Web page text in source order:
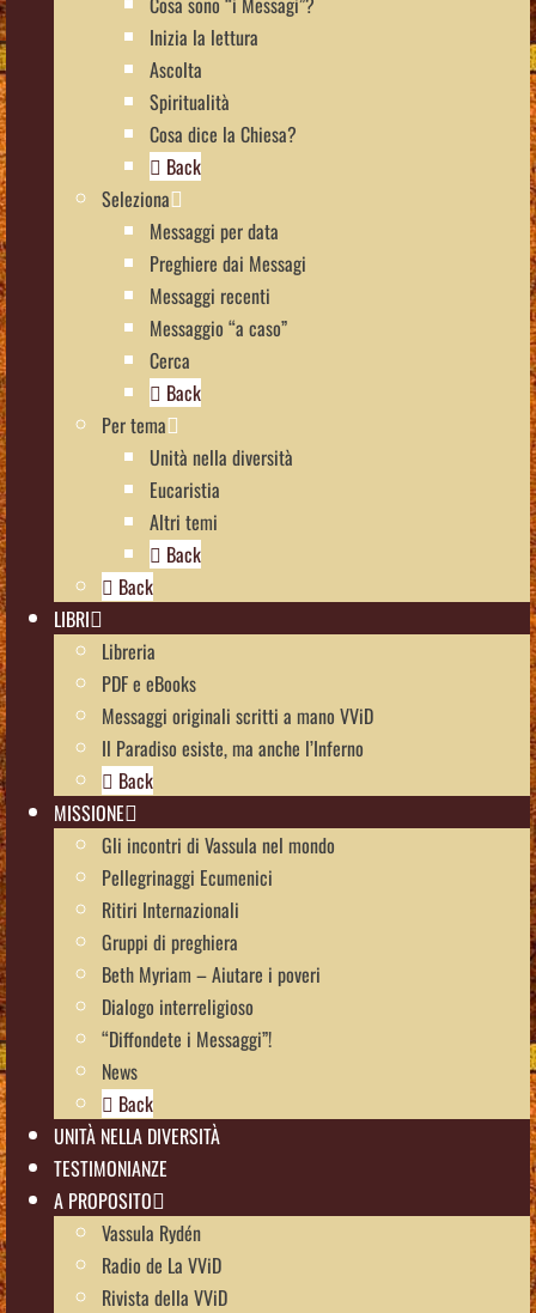
Inizia la lettura
Ascolta
Spiritualità
Cosa dice la Chiesa?
Back
Seleziona
Messaggi per data
Preghiere dai Messagi
Messaggi recenti
Messaggio “a caso”
Cerca
Back
Per tema
Unità nella diversità
Eucaristia
Altri temi
Back
Back
LIBRI
Libreria
PDF e eBooks
Messaggi originali scritti a mano VViD
Il Paradiso esiste, ma anche l’Inferno
Back
MISSIONE
Gli incontri di Vassula nel mondo
Pellegrinaggi Ecumenici
Ritiri Internazionali
Gruppi di preghiera
Beth Myriam – Aiutare i poveri
Dialogo interreligioso
“Diffondete i Messaggi”!
News
Back
UNITÀ NELLA DIVERSITÀ
TESTIMONIANZE
A PROPOSITO
Vassula Rydén
Radio de La VViD
Rivista della VViD